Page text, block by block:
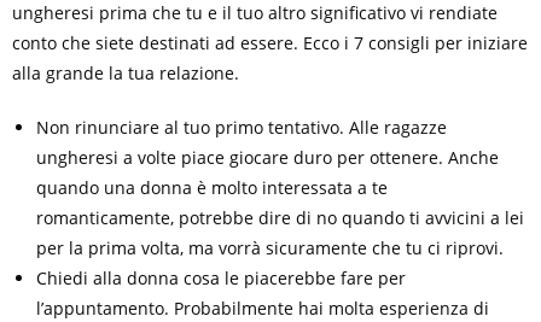
ungheresi prima che tu e il tuo altro significativo vi rendiate
conto che siete destinati ad essere. Ecco i 7 consigli per iniziare
alla grande la tua relazione.
Non rinunciare al tuo primo tentativo. Alle ragazze
ungheresi a volte piace giocare duro per ottenere. Anche
quando una donna è molto interessata a te
romanticamente, potrebbe dire di no quando ti avvicini a lei
per la prima volta, ma vorrà sicuramente che tu ci riprovi.
Chiedi alla donna cosa le piacerebbe fare per
l’appuntamento. Probabilmente hai molta esperienza di